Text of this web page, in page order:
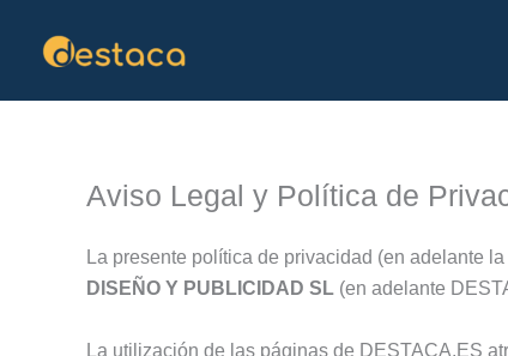
Aviso Legal y Política de
La presente política de privacidad (en adelante
DISEÑO Y PUBLICIDAD SL (en adelante
La utilización de las páginas de DESTACA.ES